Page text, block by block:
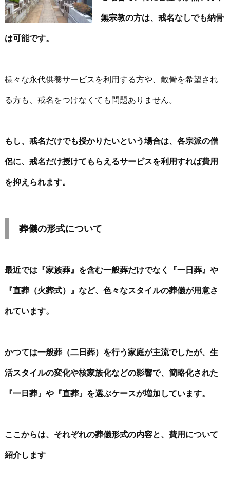
無宗教の方は、戒名なしでも納骨
は可能です。
様々な永代供養サービスを利用する方や、散骨を希望され
る方も、戒名をつけなくても問題ありません。
もし、戒名だけでも授かりたいという場合は、各宗派の僧
侶に、戒名だけ授けてもらえるサービスを利用すれば費用
を抑えられます。
葬儀の形式について
最近では『家族葬』を含む一般葬だけでなく『一日葬』や
『直葬（火葬式）』など、色々なスタイルの葬儀が用意さ
れています。
かつては一般葬（二日葬）を行う家庭が主流でしたが、生
活スタイルの変化や核家族化などの影響で、簡略化された
『一日葬』や『直葬』を選ぶケースが増加しています。
ここからは、それぞれの葬儀形式の内容と、費用について
紹介します